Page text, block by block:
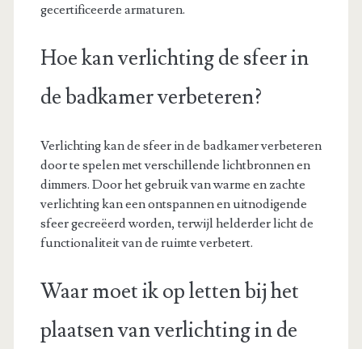
gecertificeerde armaturen.
Hoe kan verlichting de sfeer in
de badkamer verbeteren?
Verlichting kan de sfeer in de badkamer verbeteren
door te spelen met verschillende lichtbronnen en
dimmers. Door het gebruik van warme en zachte
verlichting kan een ontspannen en uitnodigende
sfeer gecreëerd worden, terwijl helderder licht de
functionaliteit van de ruimte verbetert.
Waar moet ik op letten bij het
plaatsen van verlichting in de